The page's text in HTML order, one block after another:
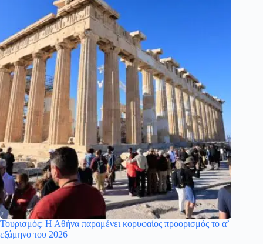
Τουρισμός: Η Αθήνα παραμένει κορυφαίος προορισμός το α’
εξάμηνο του 2026